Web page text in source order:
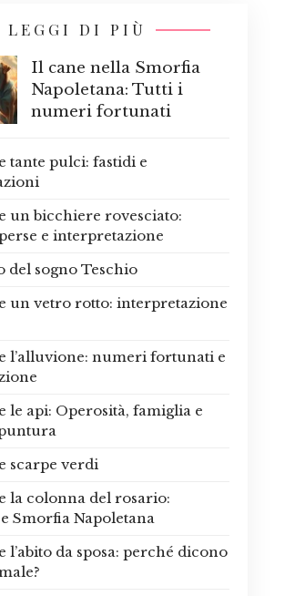
LEGGI DI PIÙ
Il cane nella Smorfia
Napoletana: Tutti i
numeri fortunati
tante pulci: fastidi e
un bicchiere rovesciato:
e interpretazione
del sogno Teschio
un vetro rotto: interpretazione
l’alluvione: numeri fortunati e
le api: Operosità, famiglia e
scarpe verdi
la colonna del rosario:
Smorfia Napoletana
l’abito da sposa: perché dicono